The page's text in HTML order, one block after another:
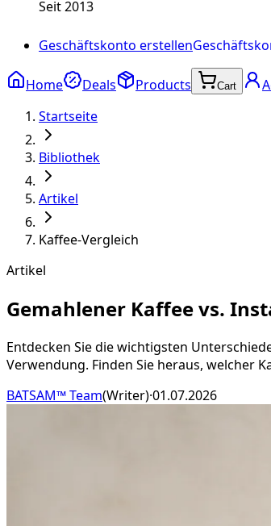
Seit 2013
Geschäftskonto erstellen
Home Deals Products Cart
Startseite
Bibliothek
Artikel
Kaffee-Vergleich
Artikel
Gemahlener Kaffee vs.
Entdecken Sie die wichtigsten
Verwendung. Finden Sie heraus, welcher
BATSAM™ Team(Writer)·01.07.2026